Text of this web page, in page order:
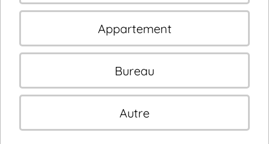
Appartement
Bureau
Autre